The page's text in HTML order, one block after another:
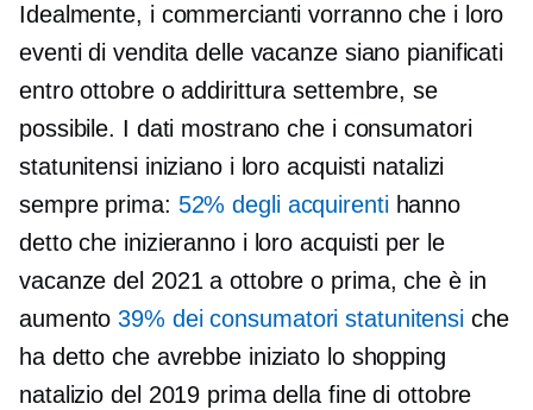
Idealmente, i commercianti vorranno che i loro
eventi di vendita delle vacanze siano pianificati
entro ottobre o addirittura settembre, se
possibile. I dati mostrano che i consumatori
statunitensi iniziano i loro acquisti natalizi
sempre prima: 52% degli acquirentihanno
detto che inizieranno i loro acquisti per le
vacanze del 2021 a ottobre o prima, che è in
aumento39% dei consumatori statunitensi che
ha detto che avrebbe iniziato lo shopping
natalizio del 2019 prima della fine di ottobre